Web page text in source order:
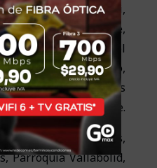
Guerra, Julio Llori,
huasi, 6 de Diciembre,
El Control, Flor del
Coca, El Rancho,
Fuerza de los
27 de Octubre.
Parroquia San Carlos,
Parroquia Vallabolid,